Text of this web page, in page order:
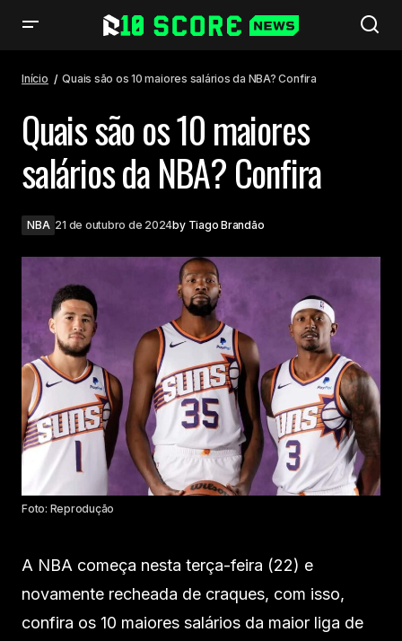
Início Quais são os 10 maiores salários da NBA? Confira
Quais são os 10 maiores
salários da NBA? Confira
NBA 21 de outubro de 2024by Tiago Brandão
Foto: Reprodução
A NBA começa nesta terça-feira (22) e
novamente recheada de craques, com isso,
confira os 10 maiores salários da maior liga de